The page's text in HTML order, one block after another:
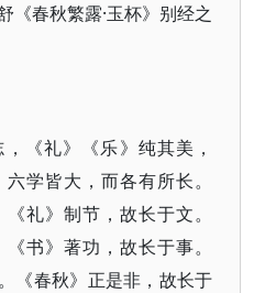
《春秋繁露·玉杯》别经之
《礼》《乐》纯其美，
学皆大，而各有所长。
礼》制节，故长于文。
书》著功，故长于事。
《春秋》正是非，故长于